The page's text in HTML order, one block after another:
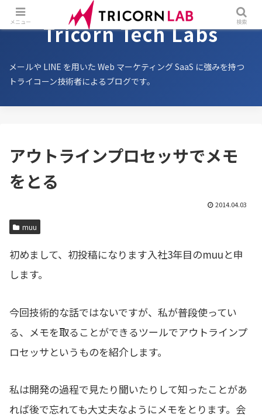
Tricorn Tech Labs
メールや LINE を用いた Web マーケティング SaaS に強みを持つ
トライコーン技術者によるブログです。
アウトラインプロセッサでメモ
をとる
2014.04.03
muu
初めまして、初投稿になります入社3年目のmuuと申
します。
今回技術的な話ではないですが、私が普段使ってい
る、メモを取ることができるツールでアウトラインプ
ロセッサというものを紹介します。
私は開発の過程で見たり聞いたりして知ったことがあ
れば後で忘れても大丈夫なようにメモをとります。会
メニュー 検索